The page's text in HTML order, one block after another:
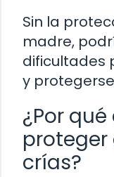
Sin la
madre,
dificultades
y
¿Por
proteger
crías?